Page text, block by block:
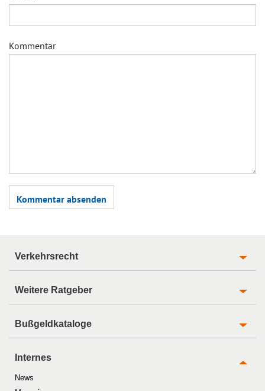
Kommentar
Verkehrsrecht
Weitere Ratgeber
Bußgeldkataloge
Internes
News